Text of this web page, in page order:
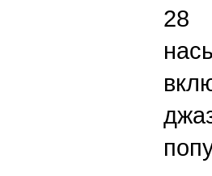
28